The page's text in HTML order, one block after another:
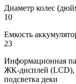
Диаметр колес
10
Емкость
23
Информационная
ЖК-дисплей (LCD),
подсветка деки